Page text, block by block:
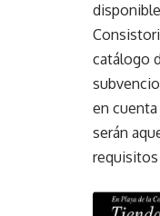
catálogo
en
serán